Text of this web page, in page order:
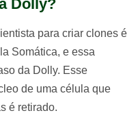
Dolly?
para criar clones é
Somática, e essa
da Dolly. Esse
de uma célula que
é retirado.